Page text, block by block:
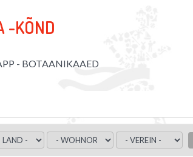
-KÕND
- BOTAANIKAAED